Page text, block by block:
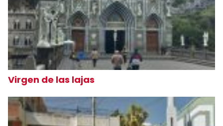
Virgen de las lajas